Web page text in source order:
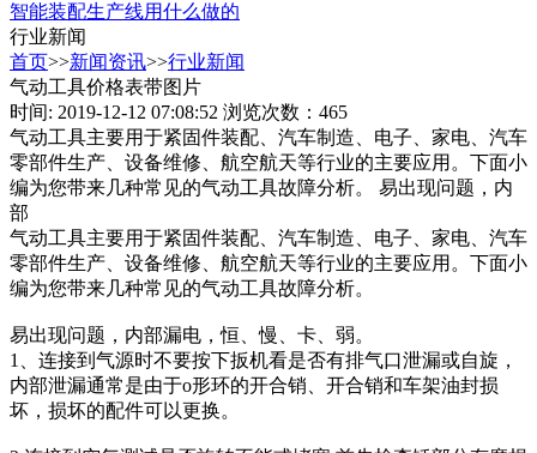
智能装配生产线用什么做的
行业新闻
首页>>新闻资讯>>行业新闻
气动工具价格表带图片
时间: 2019-12-12 07:08:52 浏览次数：465
气动工具主要用于紧固件装配、汽车制造、电子、家电、汽车
零部件生产、设备维修、航空航天等行业的主要应用。下面小
编为您带来几种常见的气动工具故障分析。 易出现问题，内
部
气动工具主要用于紧固件装配、汽车制造、电子、家电、汽车
零部件生产、设备维修、航空航天等行业的主要应用。下面小
编为您带来几种常见的气动工具故障分析。
易出现问题，内部漏电，恒、慢、卡、弱。
1、连接到气源时不要按下扳机看是否有排气口泄漏或自旋，
内部泄漏通常是由于o形环的开合销、开合销和车架油封损
坏，损坏的配件可以更换。